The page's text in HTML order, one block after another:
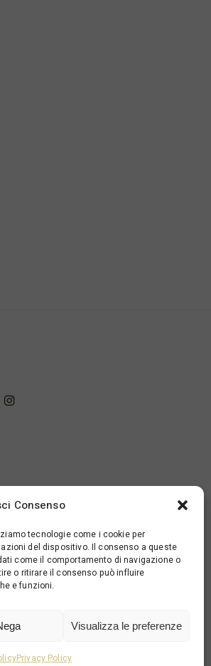
Consenso
tecnologie come i cookie per
del dispositivo. Il consenso a queste
come il comportamento di navigazione o
o ritirare il consenso può influire
e funzioni.
Visualizza le preferenze
Privacy Policy